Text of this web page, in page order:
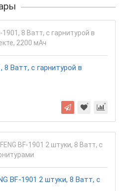
8 Ватт, с гарнитурой в
BF-1901 2 штуки, 8 Ватт, с